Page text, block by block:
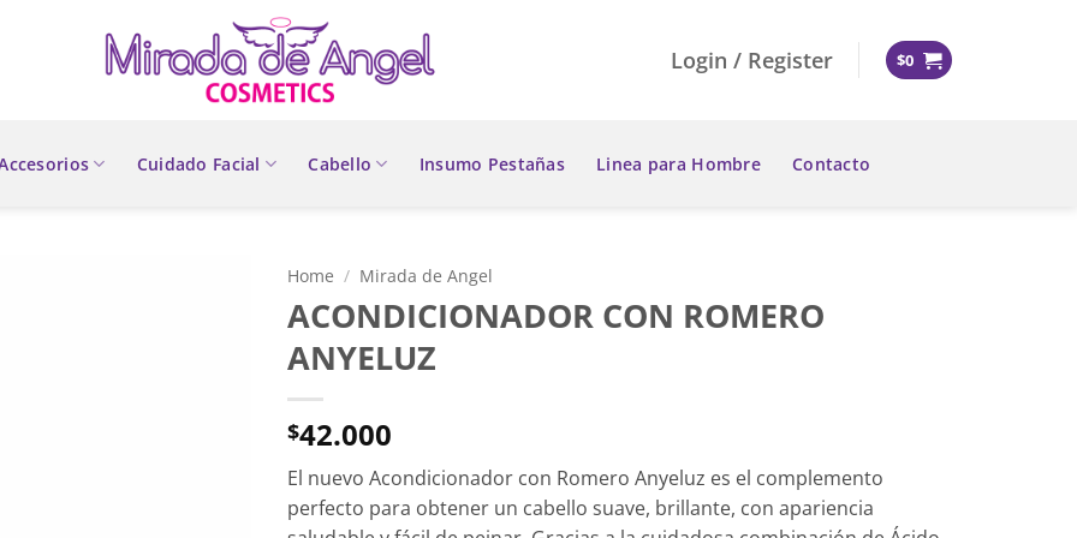
Login / Register $0
Cuidado Facial Cabello Insumo Pestañas Linea para Hombre Contacto
Home / Mirada de Angel
ACONDICIONADOR CON ROMERO
ANYELUZ
$42.000
El nuevo Acondicionador con Romero Anyeluz es el complemento
perfecto para obtener un cabello suave, brillante, con apariencia